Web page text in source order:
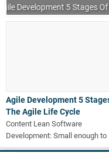
Agile Development 5 Stages
Agile Development 5
The Agile Life Cycle
Content Lean Software
Development: Small enough to
care,big enough to deliver…